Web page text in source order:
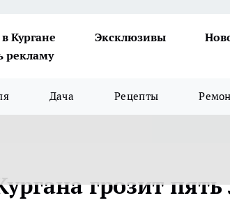
Кургане Эксклюзивы
рекламу
Дача Рецепты
грозит